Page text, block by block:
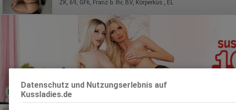
Datenschutz und Nutzungserlebnis auf
Kussladies.de
ZK, 69, GF6, Franz b. Ihr, BV, Körperküs., EL